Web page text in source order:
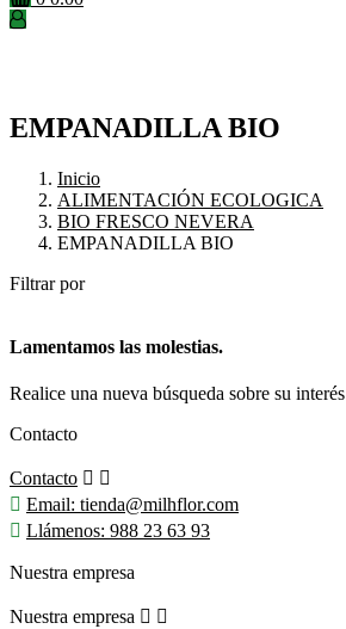
EMPANADILLA BIO
Inicio
ALIMENTACIÓN ECOLOGICA
BIO FRESCO NEVERA
EMPANADILLA BIO
Filtrar por
Lamentamos las molestias.
Realice una nueva búsqueda sobre su interés
Contacto
Contacto  
 Email: tienda@milhflor.com
 Llámenos: 988 23 63 93
Nuestra empresa
Nuestra empresa  